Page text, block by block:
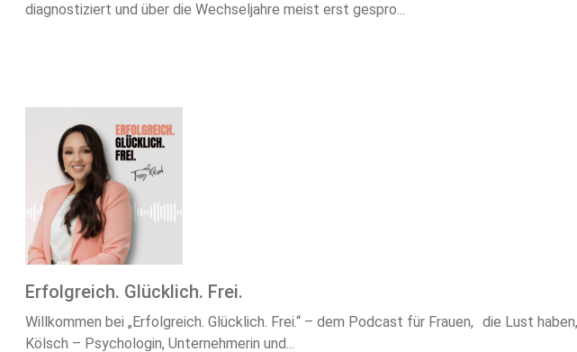
diagnostiziert und über die Wechseljahre meist erst gespro...
Erfolgreich. Glücklich. Frei.
Willkommen bei „Erfolgreich. Glücklich. Frei.“ – dem Podcast für Frauen, die Lust
Kölsch – Psychologin, Unternehmerin und...